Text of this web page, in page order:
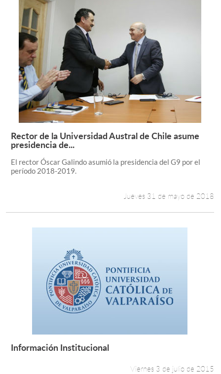
Leer más +
Rector de la Universidad Austral de Chile asume
presidencia de...
El rector Óscar Galindo asumió la presidencia del G9 por el
período 2018-2019.
Jueves 31 de mayo de 2018
Información Institucional
Viernes 3 de julio de 2015